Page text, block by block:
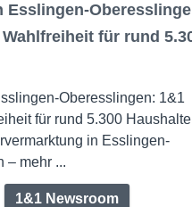
Esslingen-
für rund
Oberesslingen: 1&1
für rund 5.300
in Esslingen-
– mehr ...
1&1 Newsroom